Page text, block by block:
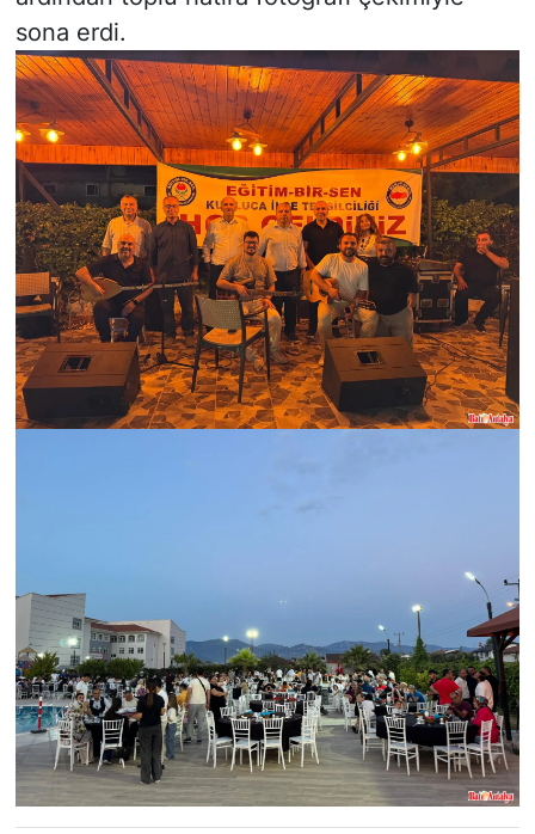
sona erdi.